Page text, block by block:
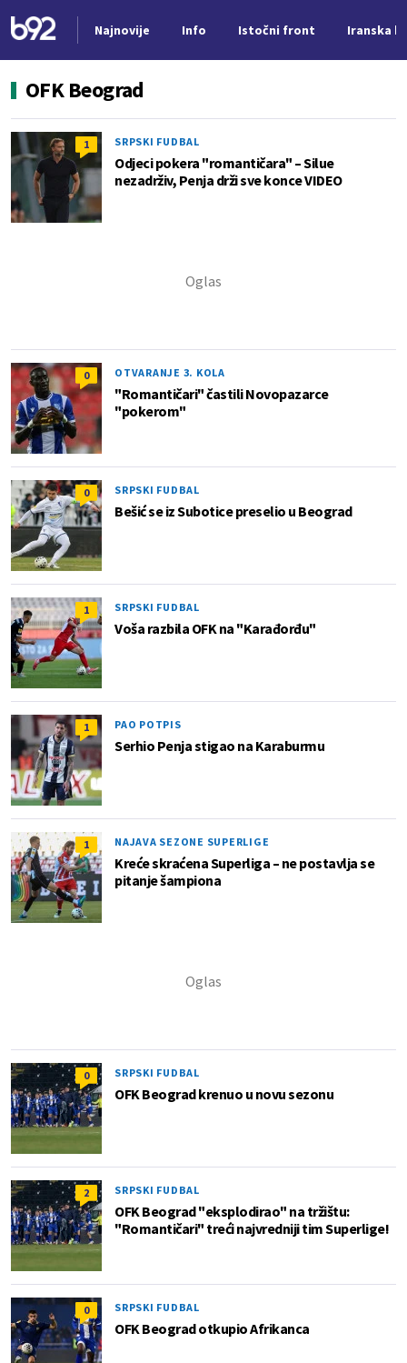
Najnovije Info Istočni front Iranska
OFK Beograd
1 SRPSKI FUDBAL
Odjeci pokera "romantičara" – Silue
nezadrživ, Penja drži sve konce VIDEO
0 OTVARANJE 3. KOLA
"Romantičari" častili Novopazarce
"pokerom"
0 SRPSKI FUDBAL
Bešić se iz Subotice preselio u Beograd
1 SRPSKI FUDBAL
Voša razbila OFK na "Karađorđu"
1 PAO POTPIS
Serhio Penja stigao na Karaburmu
1 NAJAVA SEZONE SUPERLIGE
Kreće skraćena Superliga – ne postavlja se
pitanje šampiona
0 SRPSKI FUDBAL
OFK Beograd krenuo u novu sezonu
2 SRPSKI FUDBAL
OFK Beograd "eksplodirao" na tržištu:
"Romantičari" treći najvredniji tim Superlige!
0 SRPSKI FUDBAL
OFK Beograd otkupio Afrikanca